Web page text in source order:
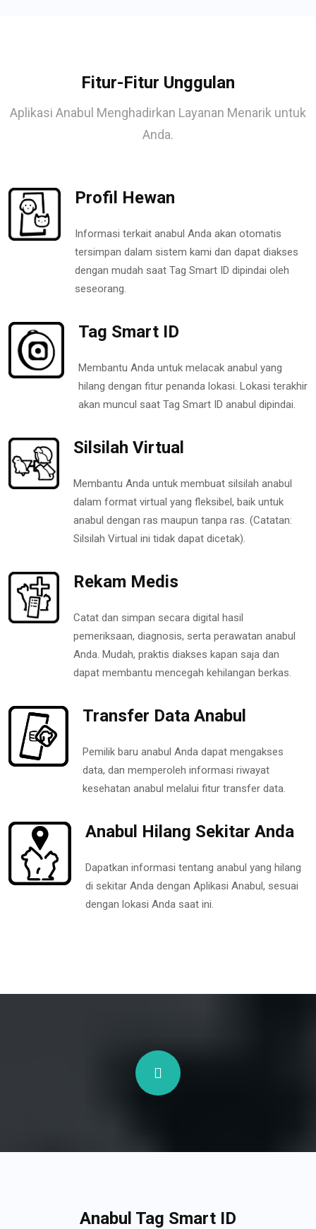
Fitur-Fitur Unggulan
Aplikasi Anabul Menghadirkan Layanan Menarik untuk
Anda.
Profil Hewan
Informasi terkait anabul Anda akan otomatis
tersimpan dalam sistem kami dan dapat diakses
dengan mudah saat Tag Smart ID dipindai oleh
seseorang.
Tag Smart ID
Membantu Anda untuk melacak anabul yang
hilang dengan fitur penanda lokasi. Lokasi terakhir
akan muncul saat Tag Smart ID anabul dipindai.
Silsilah Virtual
Membantu Anda untuk membuat silsilah anabul
dalam format virtual yang fleksibel, baik untuk
anabul dengan ras maupun tanpa ras. (Catatan:
Silsilah Virtual ini tidak dapat dicetak).
Rekam Medis
Catat dan simpan secara digital hasil
pemeriksaan, diagnosis, serta perawatan anabul
Anda. Mudah, praktis diakses kapan saja dan
dapat membantu mencegah kehilangan berkas.
Transfer Data Anabul
Pemilik baru anabul Anda dapat mengakses
data, dan memperoleh informasi riwayat
kesehatan anabul melalui fitur transfer data.
Anabul Hilang Sekitar Anda
Dapatkan informasi tentang anabul yang hilang
di sekitar Anda dengan Aplikasi Anabul, sesuai
dengan lokasi Anda saat ini.
Anabul Tag Smart ID